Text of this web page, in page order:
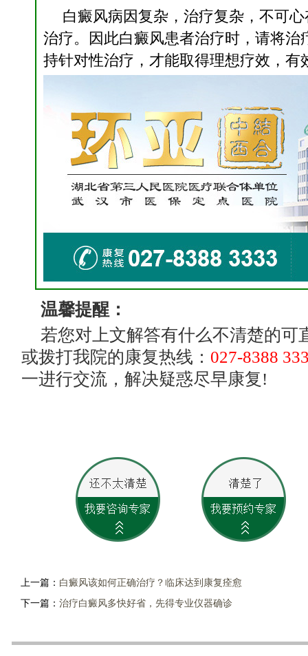
白癜风病因复杂，治疗复杂，不可
治疗。因此白癜风患者治疗时，请将治
持针对性治疗，才能取得理想疗效，有
温馨提醒：
若您对上文解答有什么不清楚的可
或拨打我院的康复热线： 027-8388
一进行交流，解决疑惑尽早康复!
上一篇： 白癜风该如何正确治疗？临床达到康复痊愈
下一篇： 治疗白癜风多快好省，先得专业仪器确诊